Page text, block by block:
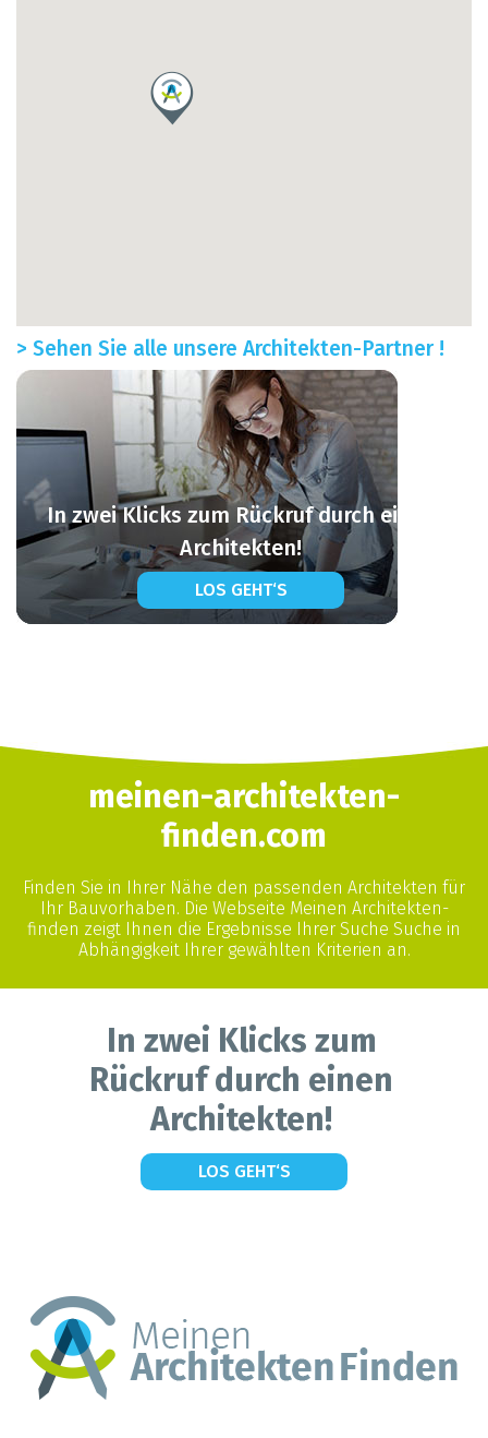
> Sehen Sie alle unsere Architekten-Partner !
In zwei Klicks zum Rückruf durch einen
Architekten!
LOS GEHT‘S
meinen-architekten-
finden.com
Finden Sie in Ihrer Nähe den passenden Architekten für
Ihr Bauvorhaben. Die Webseite Meinen Architekten-
finden zeigt Ihnen die Ergebnisse Ihrer Suche Suche in
Abhängigkeit Ihrer gewählten Kriterien an.
In zwei Klicks zum
Rückruf durch einen
Architekten!
LOS GEHT‘S